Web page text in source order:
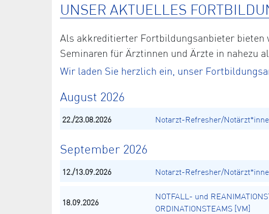
UNSER AKTUELLES
Als akkreditierter Fortbildungsanbieter bieten
Seminaren für Ärztinnen und Ärzte in nahezu
Wir laden Sie herzlich ein, unser
August 2026
22./23.08.2026 Notarzt-Refresher/
September 2026
12./13.09.2026 Notarzt-Refresher/
18.09.2026
NOTFALL- und
ORDINATIONSTEAMS [VM]